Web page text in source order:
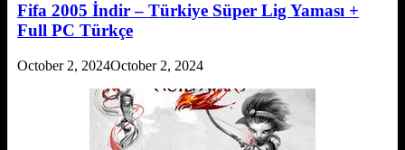
Fifa 2005 İndir – Türkiye Süper Lig Yaması +
Full PC Türkçe
October 2, 2024October 2, 2024